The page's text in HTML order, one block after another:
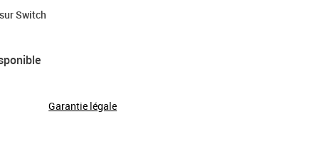
Switch
Garantie légale